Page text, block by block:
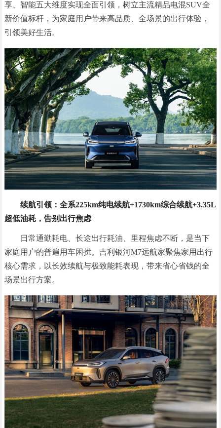
享、智能五大维度实现全面引领，树立主流精品电混SUV全
新价值标杆，为家庭用户带来高品质、全场景的出行体验，
引领美好生活。
续航引领：全系225km纯电续航+1730km综合续航+3.35L
超低油耗，告别出行焦虑
日常通勤耗电、长途出行耗油、里程焦虑不断，是当下
家庭用户的普遍用车困扰。吉利银河M7远航家聚焦家用出行
核心需求，以长效续航与极致能耗表现，带来省心省钱的全
场景出行方案。